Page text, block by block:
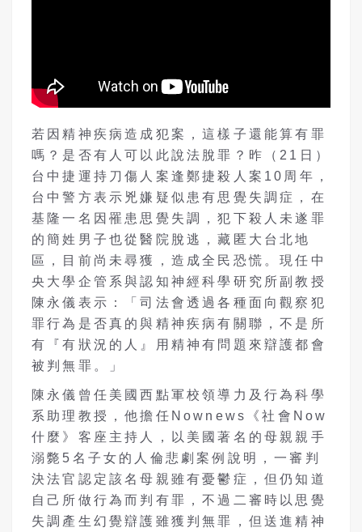
若因精神疾病造成犯案，這樣子還能算有罪
嗎？是否有人可以此說法脫罪？昨（21日）
台中捷運持刀傷人案逢鄭捷殺人案10周年，
台中警方表示兇嫌疑似患有思覺失調症，在
基隆一名因罹患思覺失調，犯下殺人未遂罪
的簡姓男子也從醫院脫逃，藏匿大台北地
區，目前尚未尋獲，造成全民恐慌。現任中
央大學企管系與認知神經科學研究所副教授
陳永儀表示：「司法會透過各種面向觀察犯
罪行為是否真的與精神疾病有關聯，不是所
有『有狀況的人』用精神有問題來辯護都會
被判無罪。」
陳永儀曾任美國西點軍校領導力及行為科學
系助理教授，他擔任Nownews《社會Now
什麼》客座主持人，以美國著名的母親親手
溺斃5名子女的人倫悲劇案例說明，一審判
決法官認定該名母親雖有憂鬱症，但仍知道
自己所做行為而判有罪，不過二審時以思覺
失調產生幻覺辯護雖獲判無罪，但送進精神